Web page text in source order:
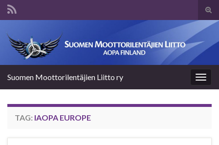
Suomen Moottorilentäjien Liitto ry
TAG: IAOPA EUROPE